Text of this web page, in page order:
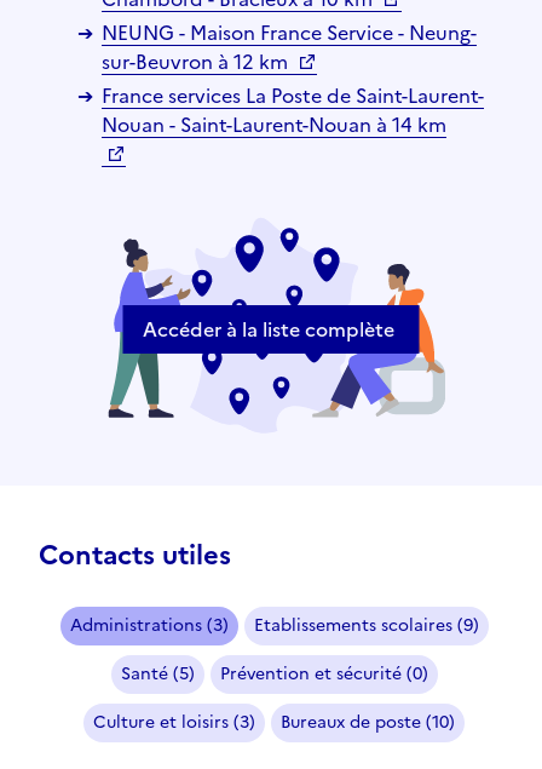
NEUNG - Maison France Service - Neung-
sur-Beuvron à 12 km
France services La Poste de Saint-Laurent-
Nouan - Saint-Laurent-Nouan à 14 km
Accéder à la liste complète
Contacts utiles
Administrations (3)
Etablissements scolaires (9)
Santé (5)
Prévention et sécurité (0)
Culture et loisirs (3)
Bureaux de poste (10)